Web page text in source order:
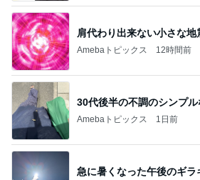
肩代わり出来ない小さな地
Amebaトピックス 12時間前
30代後半の不調のシンプ
Amebaトピックス 1日前
急に暑くなった午後のギラ